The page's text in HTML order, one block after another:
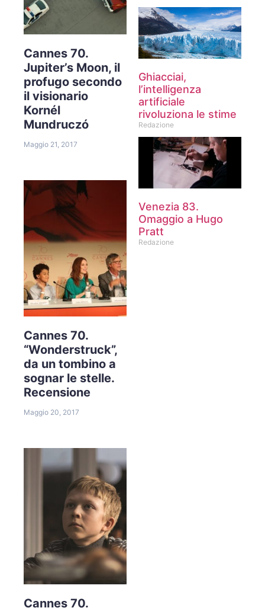
Cannes 70.
Jupiter’s Moon, il
profugo secondo
il visionario
Kornél
Mundruczó
Maggio 21, 2017
Cannes 70.
“Wonderstruck”,
da un tombino a
sognar le stelle.
Recensione
Maggio 20, 2017
Cannes 70.
Ghiacciai,
l’intelligenza
artificiale
rivoluziona le stime
Redazione
Venezia 83.
Omaggio a Hugo
Pratt
Redazione